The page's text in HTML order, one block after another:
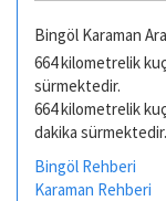
Bingöl Karaman
664 kilometrelik
sürmektedir.
664 kilometrelik
dakika sürmektedir.
Bingöl Rehberi
Karaman Rehberi